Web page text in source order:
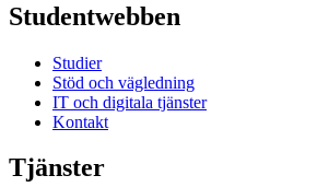
Studentwebben
Studier
Stöd och vägledning
IT och digitala tjänster
Kontakt
Tjänster